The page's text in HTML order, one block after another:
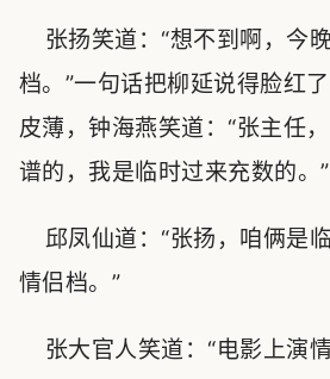
张扬笑道：“想不到啊，今
档。”一句话把柳延说得脸红
皮薄，钟海燕笑道：“张主任
谱的，我是临时过来充数的。”
邱凤仙道：“张扬，咱俩是
情侣档。”
张大官人笑道：“电影上演